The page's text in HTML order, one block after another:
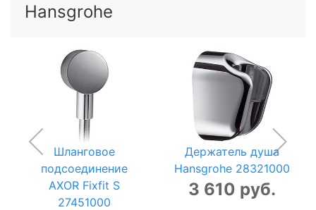
Hansgrohe
Шланговое
подсоединение
AXOR Fixfit S
27451000
Держатель душа
Hansgrohe 28321000
3 610 руб.